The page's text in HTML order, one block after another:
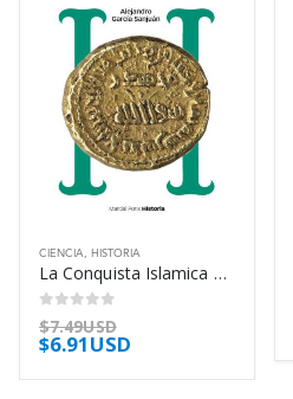
CIENCIA, HISTORIA
La Conquista Islamica De La Peninsula – Garcia Sanjuan Alejandro
0out of 5
$7.49USD
$6.91USD